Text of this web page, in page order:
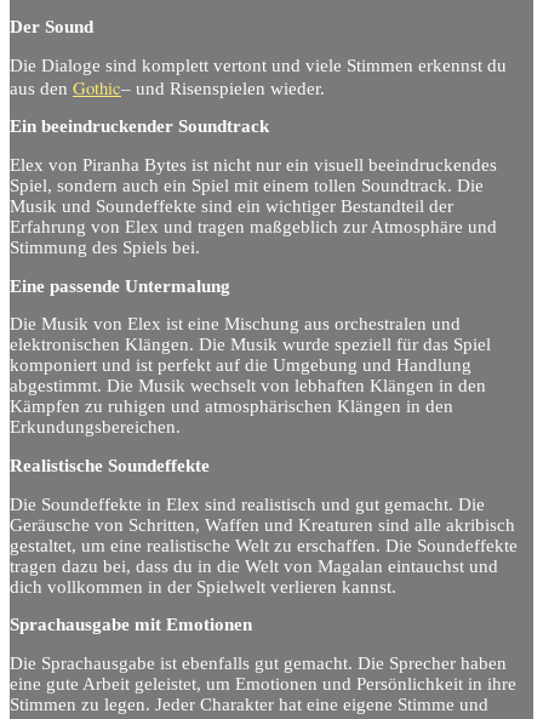
Der Sound
Die Dialoge sind komplett vertont und viele Stimmen erkennst du
aus den Gothic– und Risenspielen wieder.
Ein beeindruckender Soundtrack
Elex von Piranha Bytes ist nicht nur ein visuell beeindruckendes
Spiel, sondern auch ein Spiel mit einem tollen Soundtrack. Die
Musik und Soundeffekte sind ein wichtiger Bestandteil der
Erfahrung von Elex und tragen maßgeblich zur Atmosphäre und
Stimmung des Spiels bei.
Eine passende Untermalung
Die Musik von Elex ist eine Mischung aus orchestralen und
elektronischen Klängen. Die Musik wurde speziell für das Spiel
komponiert und ist perfekt auf die Umgebung und Handlung
abgestimmt. Die Musik wechselt von lebhaften Klängen in den
Kämpfen zu ruhigen und atmosphärischen Klängen in den
Erkundungsbereichen.
Realistische Soundeffekte
Die Soundeffekte in Elex sind realistisch und gut gemacht. Die
Geräusche von Schritten, Waffen und Kreaturen sind alle akribisch
gestaltet, um eine realistische Welt zu erschaffen. Die Soundeffekte
tragen dazu bei, dass du in die Welt von Magalan eintauchst und
dich vollkommen in der Spielwelt verlieren kannst.
Sprachausgabe mit Emotionen
Die Sprachausgabe ist ebenfalls gut gemacht. Die Sprecher haben
eine gute Arbeit geleistet, um Emotionen und Persönlichkeit in ihre
Stimmen zu legen. Jeder Charakter hat eine eigene Stimme und